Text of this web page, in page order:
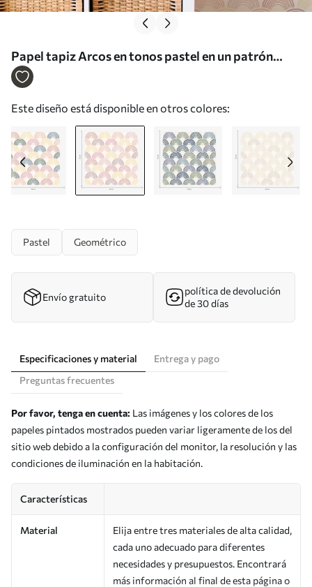
Papel tapiz Arcos en tonos pastel en un patrón
repetitivo Nr. a01164v1
Este diseño está disponible en otros colores:
Pastel Geométrico
Envío gratuito
política de devolución
de 30 días
Especificaciones y material
Entrega y pago
Preguntas frecuentes
Por favor, tenga en cuenta: Las imágenes y los colores de los
papeles pintados mostrados pueden variar ligeramente de los del
sitio web debido a la configuración del monitor, la resolución y las
condiciones de iluminación en la habitación.
Características
Material
Elija entre tres materiales de alta calidad,
cada uno adecuado para diferentes
necesidades y presupuestos. Encontrará
más información al final de esta página o